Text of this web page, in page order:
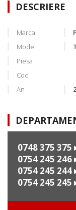
DESCRIERE
Marca
Model
Piesa
Cod
An
0748 375 375
0754 245 246
0754 245 244
0754 245 245